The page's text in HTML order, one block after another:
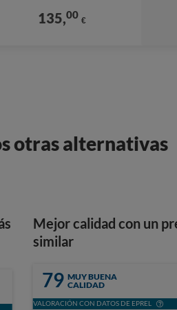
135,00 €
otras alternativas
Mejor calidad con un
similar
79 MUY BUENA
CALIDAD
VALORACIÓN CON DATOS DE EPREL